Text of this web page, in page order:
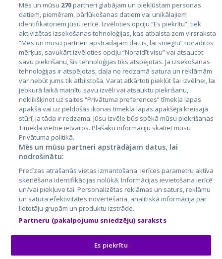
Страны
Эстония
Латвия
Литва
City24.lv
City24.ee
GetaPro.lv
GetaPro.ee
Skelbiu.lt
Autoplius.lt
Aruodas.lt
CVbankas.lt
Kainos.lt
Paslaugos.lt
auto24.ee
Osta.ee
KuldneBörs.ee
Mēs un mūsu 270partneri glabājam un piekļūstam personas
datiem, piemēram, pārlūkošanas datiem vai unikālajiem
identifikatoriem jūsu ierīcē. Izvēloties opciju “Es piekrītu”, tiek
aktivizētas izsekošanas tehnoloģijas, kas atbalsta zem virsraksta
“Mēs un mūsu partneri apstrādājam datus, lai sniegtu” norādītos
mērķus, savukārt izvēloties opciju “Noraidīt visu” vai atsaucot
savu piekrišanu, šīs tehnoloģijas tiks atspējotas. Ja izsekošanas
tehnoloģijas ir atspējotas, daļa no redzamā satura un reklāmām
var nebūt jums tik atbilstoša. Varat atkārtoti piekļūt šai izvēlnei, lai
jebkurā laikā mainītu savu izvēli vai atsauktu piekrišanu,
noklikšķinot uz saites “Privātuma preferences” tīmekļa lapas
apakšā vai uz peldošās ikonas tīmekļa lapas apakšējā kreisajā
stūrī, ja tāda ir redzama. Jūsu izvēle būs spēkā mūsu piekrišanas
Tīmekļa vietne ietvaros. Plašāku informāciju skatiet mūsu
Privātuma politikā.
Mēs un mūsu partneri apstrādājam datus, lai
nodrošinātu:
Precīzas atrašanās vietas izmantošana. Ierīces parametru aktīva
skenēšana identifikācijas nolūkā. Informācijas ievietošana ierīcē
un/vai piekļuve tai. Personalizētas reklāmas un saturs, reklāmu
un satura efektivitātes novērtēšana, analītiskā informācija par
lietotāju grupām un produktu izstrāde.
Partneru (pakalpojumu sniedzēju) saraksts
Es piekrītu